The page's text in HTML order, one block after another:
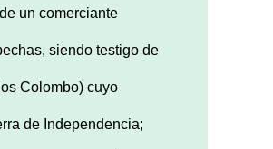
un comerciante
siendo testigo de
Colombo) cuyo
de Independencia;